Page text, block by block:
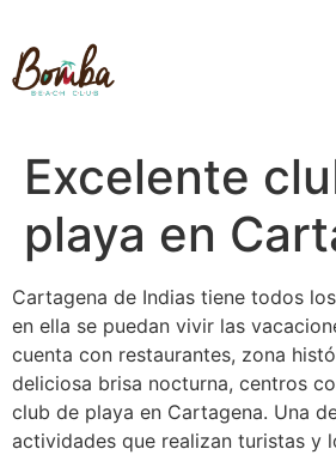
Excelente
playa en
Cartagena de Indias tiene todos
en ella se puedan vivir las
cuenta con restaurantes, zona
deliciosa brisa nocturna, centros
club de playa en Cartagena. Una
actividades que realizan turistas y